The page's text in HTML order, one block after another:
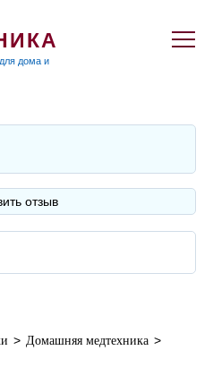
дома и
отзыв
> Домашняя медтехника >